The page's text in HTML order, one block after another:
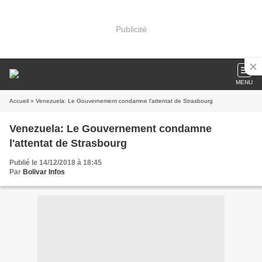
Publicité
MENU
Accueil » Venezuela: Le Gouvernement condamne l'attentat de Strasbourg
Venezuela: Le Gouvernement condamne
l'attentat de Strasbourg
Publié le 14/12/2018 à 18:45
Par Bolivar Infos